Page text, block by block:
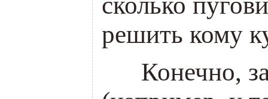
решить кому
Конечно,